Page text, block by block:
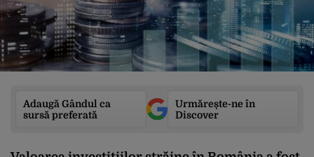
Adaugă Gândul ca
sursă preferată
Urmărește-ne în
Discover